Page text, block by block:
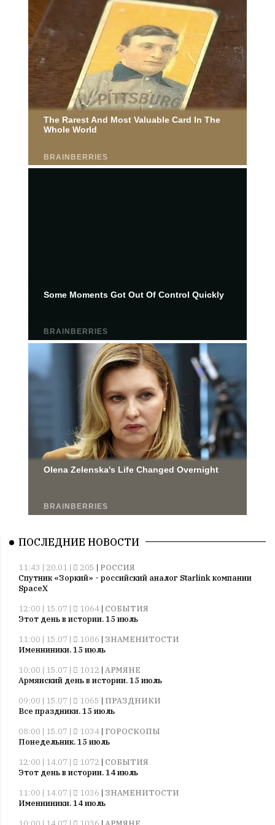
ПОСЛЕДНИЕ НОВОСТИ
11:43 | 20.01 | 205 | РОССИЯ
Спутник «Зоркий» - российский аналог Starlink компании
SpaceX
12:00 | 15.07 |
1064 | СОБЫТИЯ
Этот день в истории. 15 июль
11:00 | 15.07 |
1086 | ЗНАМЕНИТОСТИ
Именниники. 15 июль
10:00 | 15.07 |
1012 | АРМЯНЕ
Армянский день в истории. 15 июль
09:00 | 15.07 |
1065 | ПРАЗДНИКИ
Все праздники. 15 июль
08:00 | 15.07 |
1034 | ГОРОСКОПЫ
Понедельник. 15 июль
12:00 | 14.07 |
1072 | СОБЫТИЯ
Этот день в истории. 14 июль
11:00 | 14.07 |
1036 | ЗНАМЕНИТОСТИ
Именниники. 14 июль